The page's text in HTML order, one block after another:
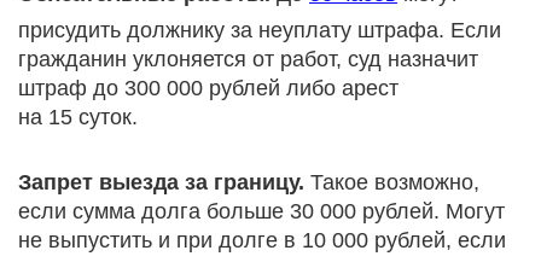
присудить должнику за неуплату штрафа. Если
гражданин уклоняется от работ, суд назначит
штраф до 300 000 рублей либо арест
на 15 суток.
Запрет выезда за границу. Такое возможно,
если сумма долга больше 30 000 рублей. Могут
не выпустить и при долге в 10 000 рублей, если